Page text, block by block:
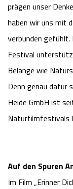
prägen unser
haben wir uns mit
verbunden
Festival
Belange wie
Denn genau dafür
Heide GmbH ist
Naturfilmfestivals
Auf den Spuren
Im Film „Erinner